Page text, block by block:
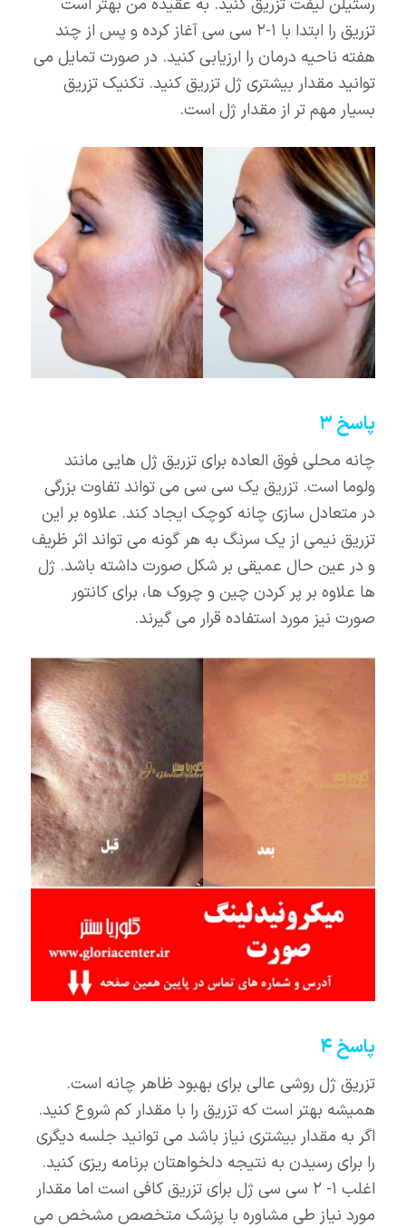
رستیلن لیفت تزریق کنید. به عقیده من بهتر است
تزریق را ابتدا با ۱-۲ سی سی آغاز کرده و پس از چند
هفته ناحیه درمان را ارزیابی کنید. در صورت تمایل می
توانید مقدار بیشتری ژل تزریق کنید. تکنیک تزریق
بسیار مهم تر از مقدار ژل است.
پاسخ ۳
چانه محلی فوق العاده برای تزریق ژل هایی مانند
ولوما است. تزریق یک سی سی می تواند تفاوت بزرگی
در متعادل سازی چانه کوچک ایجاد کند. علاوه بر این
تزریق نیمی از یک سرنگ به هر گونه می تواند اثر ظریف
و در عین حال عمیقی بر شکل صورت داشته باشد. ژل
ها علاوه بر پر کردن چین و چروک ها، برای کانتور
صورت نیز مورد استفاده قرار می گیرند.
پاسخ ۴
تزریق ژل روشی عالی برای بهبود ظاهر چانه است.
همیشه بهتر است که تزریق را با مقدار کم شروع کنید.
اگر به مقدار بیشتری نیاز باشد می توانید جلسه دیگری
را برای رسیدن به نتیجه دلخواهتان برنامه ریزی کنید.
اغلب ۱- ۲ سی سی ژل برای تزریق کافی است اما مقدار
مورد نیاز طی مشاوره با پزشک متخصص مشخص می